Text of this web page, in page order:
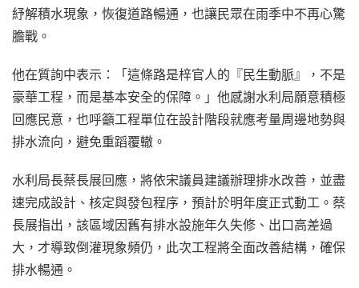
紓解積水現象，恢復道路暢通，也讓民眾在雨季中不再心驚
膽戰。
他在質詢中表示：「這條路是梓官人的『民生動脈』，不是
豪華工程，而是基本安全的保障。」他感謝水利局願意積極
回應民意，也呼籲工程單位在設計階段就應考量周邊地勢與
排水流向，避免重蹈覆轍。
水利局長蔡長展回應，將依宋議員建議辦理排水改善，並盡
速完成設計、核定與發包程序，預計於明年度正式動工。蔡
長展指出，該區域因舊有排水設施年久失修、出口高差過
大，才導致倒灌現象頻仍，此次工程將全面改善結構，確保
排水暢通。